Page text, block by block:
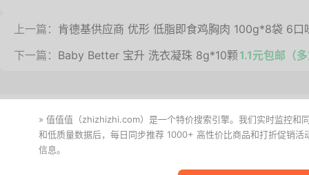
上一篇： 肯德基供应商 优形 低脂即食鸡胸肉 100g*8袋 6口
下一篇： Baby Better 宝升 洗衣凝珠 8g*10颗1.1元包邮（
» 值值值（zhizhizhi.com）是一个特价搜索引擎。我们实时监控和
和低质量数据后，每日同步推荐 1000+ 高性价比商品和打折促销
信息。